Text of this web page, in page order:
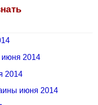
июня 2014
2014
июня 2014